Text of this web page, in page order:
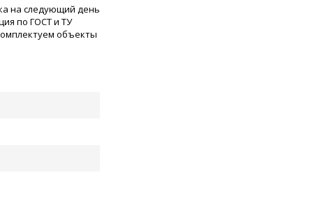
на следующий день
по ГОСТ и ТУ
объекты